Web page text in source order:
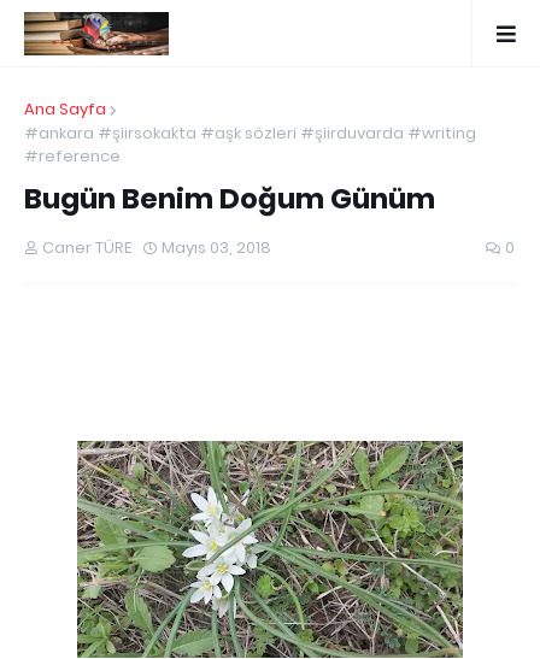
Ana Sayfa
#ankara #şiirsokakta #aşk sözleri #şiirduvarda #writing
#reference
Bugün Benim Doğum Günüm
Caner TÜRE Mayıs 03, 2018 0